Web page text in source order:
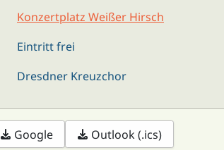
Konzertplatz Weißer Hirsch
Eintritt frei
Dresdner Kreuzchor
Google Outlook (.ics)